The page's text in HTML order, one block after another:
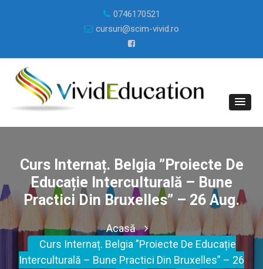
0746170521
cursuri@scim-vivid.ro
Curs Internaț. Belgia ”Proiecte De
Educație Interculturală – Bune
Practici Din Bruxelles” – 26 Aug.
Acasă
Curs Internaț. Belgia ”Proiecte De Educație
Interculturală – Bune Practici Din Bruxelles” – 26